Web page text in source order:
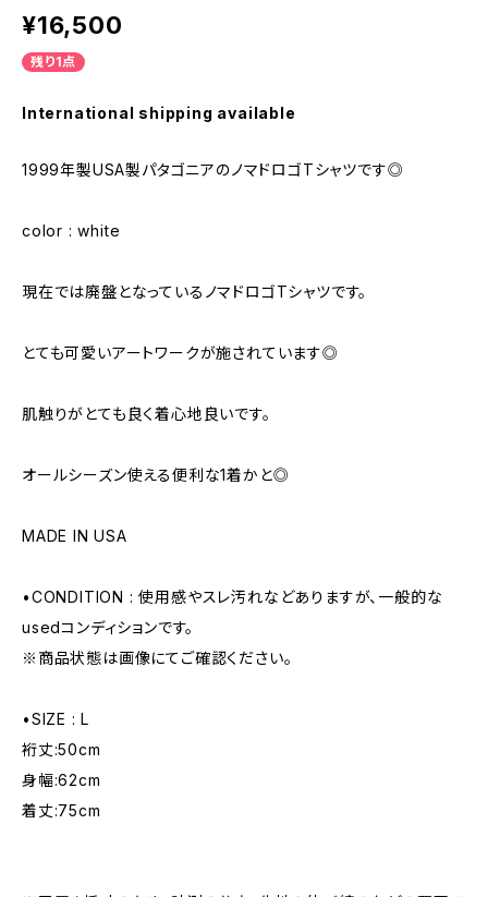
¥16,500
残り1点
International shipping available
1999年製USA製パタゴニアのノマドロゴTシャツです◎
color : white
現在では廃盤となっているノマドロゴTシャツです。
とても可愛いアートワークが施されています◎
肌触りがとても良く着心地良いです。
オールシーズン使える便利な1着かと◎
MADE IN USA
•CONDITION : 使用感やスレ汚れなどありますが、一般的な
usedコンディションです。
※商品状態は画像にてご確認ください。
•SIZE : L
裄丈:50cm
身幅:62cm
着丈:75cm